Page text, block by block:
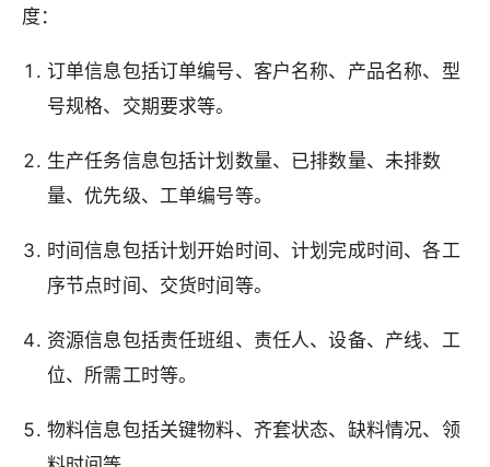
度：
订单信息包括订单编号、客户名称、产品名称、型
号规格、交期要求等。
生产任务信息包括计划数量、已排数量、未排数
量、优先级、工单编号等。
时间信息包括计划开始时间、计划完成时间、各工
序节点时间、交货时间等。
资源信息包括责任班组、责任人、设备、产线、工
位、所需工时等。
物料信息包括关键物料、齐套状态、缺料情况、领